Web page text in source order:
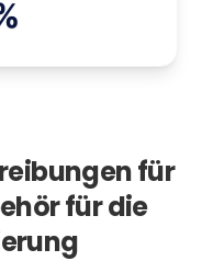
für
für die